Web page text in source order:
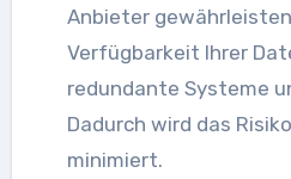
Anbieter
Verfügbarkeit Ihrer
redundante Systeme
Dadurch wird das
minimiert.